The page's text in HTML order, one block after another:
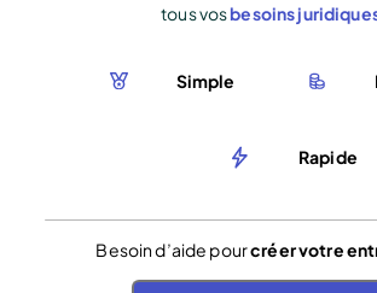
tous vosbesoins
Simple
Rapide
Besoin d’aide pourcréer votre